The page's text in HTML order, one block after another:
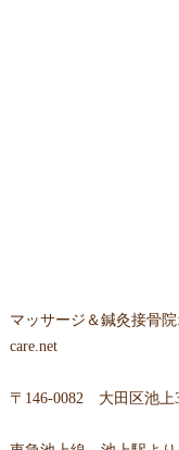
マッサージ＆鍼灸接骨
care.net
〒146-0082 大田区池上